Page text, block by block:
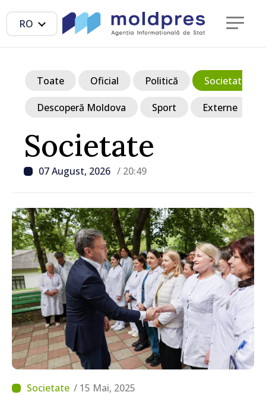
RO
Societate
07 August, 2026 / 20:49
Toate Oficial Politică Societate
Descoperă Moldova Sport Externe
/ 15 Mai, 2025